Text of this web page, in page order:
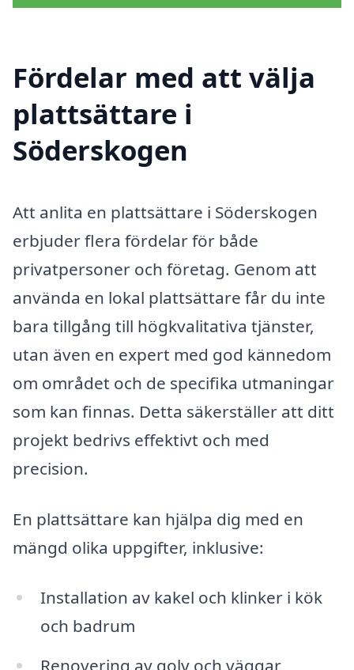
Fördelar med att välja
plattsättare i
Söderskogen
Att anlita en plattsättare i Söderskogen
erbjuder flera fördelar för både
privatpersoner och företag. Genom att
använda en lokal plattsättare får du inte
bara tillgång till högkvalitativa tjänster,
utan även en expert med god kännedom
om området och de specifika utmaningar
som kan finnas. Detta säkerställer att ditt
projekt bedrivs effektivt och med
precision.
En plattsättare kan hjälpa dig med en
mängd olika uppgifter, inklusive:
Installation av kakel och klinker i kök
och badrum
Renovering av golv och väggar